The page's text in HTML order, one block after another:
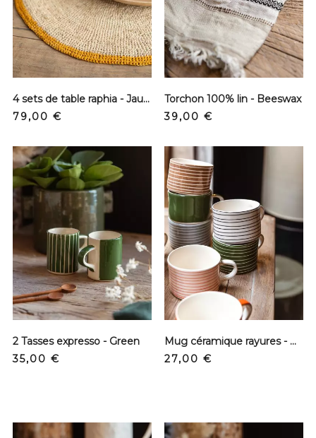
4 sets de table raphia - Jaune
Precio
79,00 €
Torchon 100% lin - Beeswax
Precio
39,00 €
2 Tasses expresso - Green
Precio
35,00 €
Mug céramique rayures - Marine
Precio
27,00 €